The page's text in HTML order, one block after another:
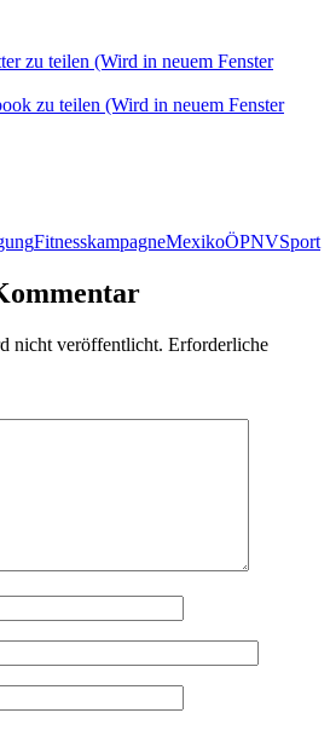
zu teilen (Wird in neuem Fenster
zu teilen (Wird in neuem Fenster
FitnesskampagneMexikoÖPNVSport
nicht veröffentlicht. Erforderliche